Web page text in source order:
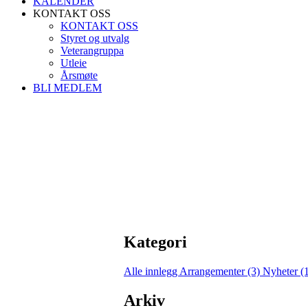
KONTAKT OSS
KONTAKT OSS
Styret og utvalg
Veterangruppa
Utleie
Årsmøte
BLI MEDLEM
Kategori
Alle innlegg Arrangementer (3) Nyheter
Arkiv